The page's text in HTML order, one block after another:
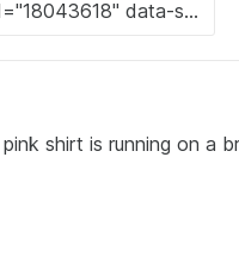
shirt is running on a